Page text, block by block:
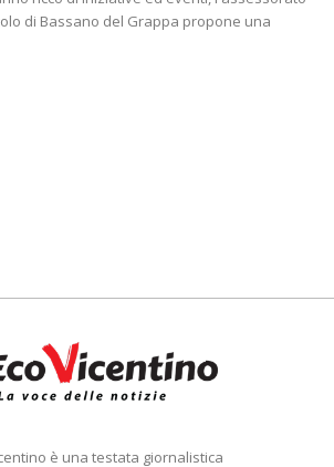
di Bassano del Grappa propone una
è una testata giornalistica